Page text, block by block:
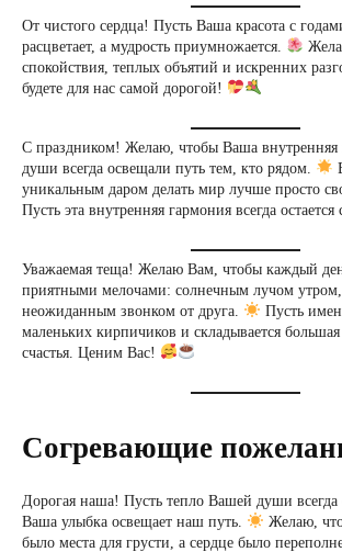
От чистого сердца! Пусть Ваша красота с
расцветает, а мудрость приумножается.
спокойствия, теплых объятий и искренних
будете для нас самой дорогой!
С праздником! Желаю, чтобы Ваша внутренняя
души всегда освещали путь тем, кто рядом.
уникальным даром делать мир лучше просто
Пусть эта внутренняя гармония всегда
Уважаемая теща! Желаю Вам, чтобы каждый
приятными мелочами: солнечным лучом
неожиданным звонком от друга.
Пусть
маленьких кирпичиков и складывается
счастья. Ценим Вас!
Согревающие
Дорогая наша! Пусть тепло Вашей души всегда
Ваша улыбка освещает наш путь.
Желаю,
было места для грусти, а сердце было